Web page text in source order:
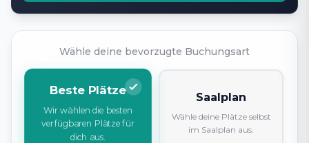
Wähle deine bevorzugte Buchungsart
Beste Plätze
Wir wählen die besten
verfügbaren Plätze für
dich aus.
Saalplan
Wähle deine Plätze selbst
im Saalplan aus.